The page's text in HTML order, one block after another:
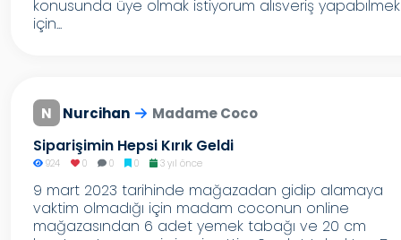
konusunda üye olmak istiyorum alısveriş yapabılmek
için...
N Nurcihan Madame Coco
Siparişimin Hepsi Kırık Geldi
924 0 0 0 3 yıl önce
9 mart 2023 tarihinde mağazadan gidip alamaya
vaktim olmadığı için madam coconun online
mağazasından 6 adet yemek tabağı ve 20 cm